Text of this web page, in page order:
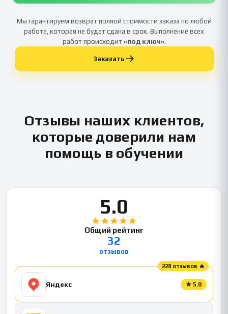
Мы гарантируем возврат полной стоимости заказа по любой
работе, которая не будет сдана в срок. Выполнение всех
работ происходит«под ключ».
Заказать
Отзывы наших клиентов,
которые доверили нам
помощь в обучении
5.0
Общий рейтинг
32
отзывов
228 отзывов 🔥
Яндекс ★ 5.0